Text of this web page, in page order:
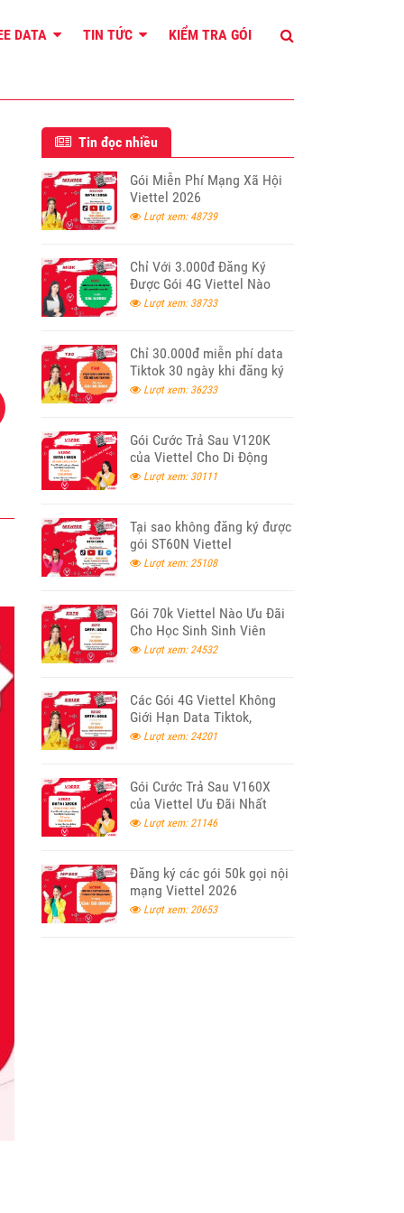
DATA TIN TỨC KIỂM TRA GÓI
Tin đọc nhiều
Gói Miễn Phí Mạng Xã Hội
Viettel 2026
Lượt xem: 48739
Chỉ Với 3.000đ Đăng Ký
Được Gói 4G Viettel Nào
Lượt xem: 38733
Chỉ 30.000đ miễn phí data
Tiktok 30 ngày khi đăng ký
T30 Viettel
Lượt xem: 36233
Gói Cước Trả Sau V120K
của Viettel Cho Di Động
Lượt xem: 30111
Tại sao không đăng ký được
gói ST60N Viettel
Lượt xem: 25108
Gói 70k Viettel Nào Ưu Đãi
Cho Học Sinh Sinh Viên
2026Lượt xem: 24532
Các Gói 4G Viettel Không
Giới Hạn Data Tiktok,
Youtube, Facebook 2026
Lượt xem: 24201
Gói Cước Trả Sau V160X
của Viettel Ưu Đãi Nhất
Lượt xem: 21146
Đăng ký các gói 50k gọi nội
mạng Viettel 2026
Lượt xem: 20653